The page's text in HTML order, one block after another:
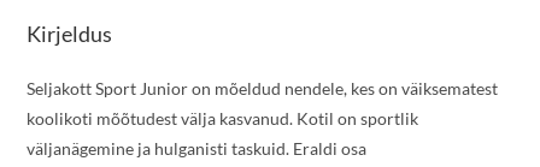
Kirjeldus
Seljakott Sport Junior on mõeldud nendele, kes on väiksematest
koolikoti mõõtudest välja kasvanud. Kotil on sportlik
väljanägemine ja hulganisti taskuid. Eraldi osa